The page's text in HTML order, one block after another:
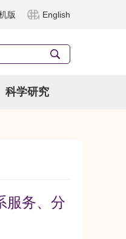
版 English
科学研究
服务、分